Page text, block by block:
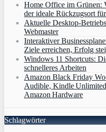
Home Office im Grünen:
der ideale Rückzugsort
Aktuelle Desktop-
Webmaster
Interaktiver
Ziele erreichen, Erfolg
Windows 11 Shortcuts:
schnelleres Arbeiten
Amazon Black Friday
Audible, Kindle
Amazon Hardware
Schlagwörter